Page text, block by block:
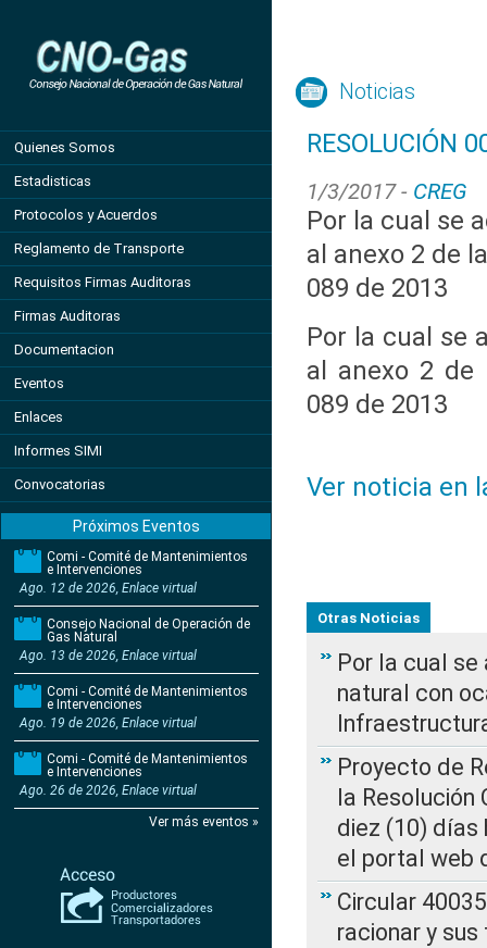
Quienes Somos
Estadisticas
Protocolos y Acuerdos
Reglamento de Transporte
Requisitos Firmas Auditoras
Firmas Auditoras
Documentacion
Eventos
Enlaces
Informes SIMI
Convocatorias
Próximos Eventos
Comi - Comité de Mantenimientos
e Intervenciones
Ago. 12 de 2026, Enlace virtual
Consejo Nacional de Operación de
Gas Natural
Ago. 13 de 2026, Enlace virtual
Comi - Comité de Mantenimientos
e Intervenciones
Ago. 19 de 2026, Enlace virtual
Comi - Comité de Mantenimientos
e Intervenciones
Ago. 26 de 2026, Enlace virtual
Ver más eventos »
Noticias
RESOLUCIÓN
1/3/2017 - CREG
Por la cual se
al anexo 2 de
089 de 2013
Por la cual se
al anexo 2 de
089 de 2013
Ver noticia en
Otras Noticias
Por la cual
natural con
Proyecto de
la Resolución
diez (10) días
el portal web
Circular
racionar y